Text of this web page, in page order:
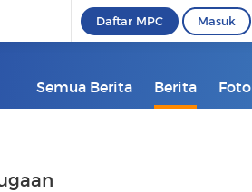
Daftar MPC Masuk
Semua Berita Berita Foto